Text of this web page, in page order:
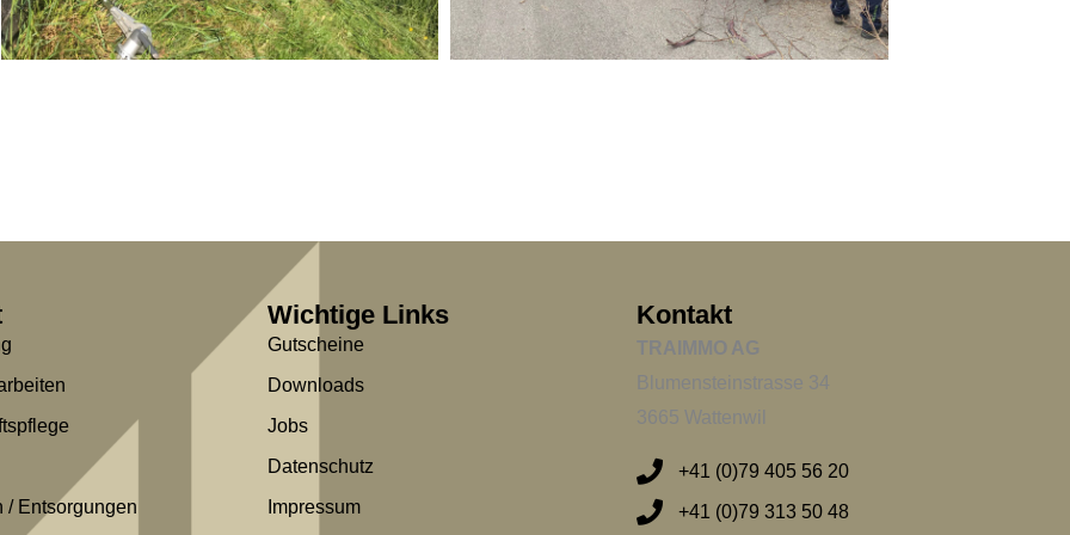
/ Entsorgungen
Wichtige Links
Gutscheine
Downloads
Jobs
Datenschutz
Impressum
Kontakt
TRAIMMO AG
Blumensteinstrasse 34
3665 Wattenwil
+41 (0)79 405 56 20
+41 (0)79 313 50 48